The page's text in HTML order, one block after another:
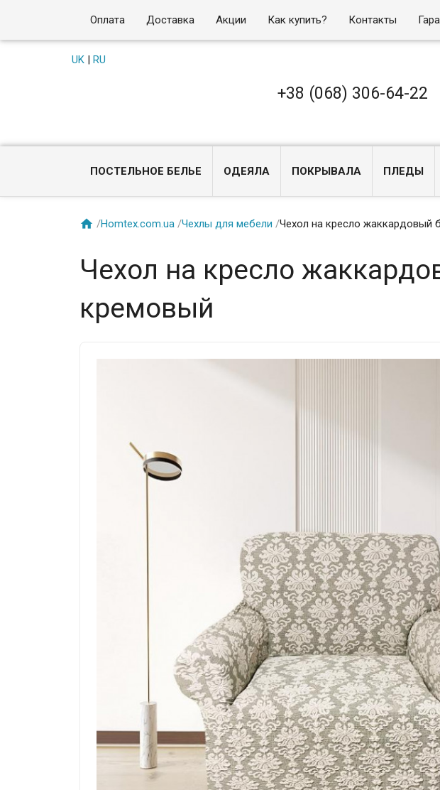
Оплата Доставка Акции Как купить? Контакты
UK| RU
+38 (068) 306-64-22
ПОСТЕЛЬНОЕ БЕЛЬЕ ОДЕЯЛА ПОКРЫВАЛА ПЛЕДЫ
 /Homtex.com.ua /Чехлы для мебели /Чехол на кресло жаккардовый
Чехол на кресло
кремовый